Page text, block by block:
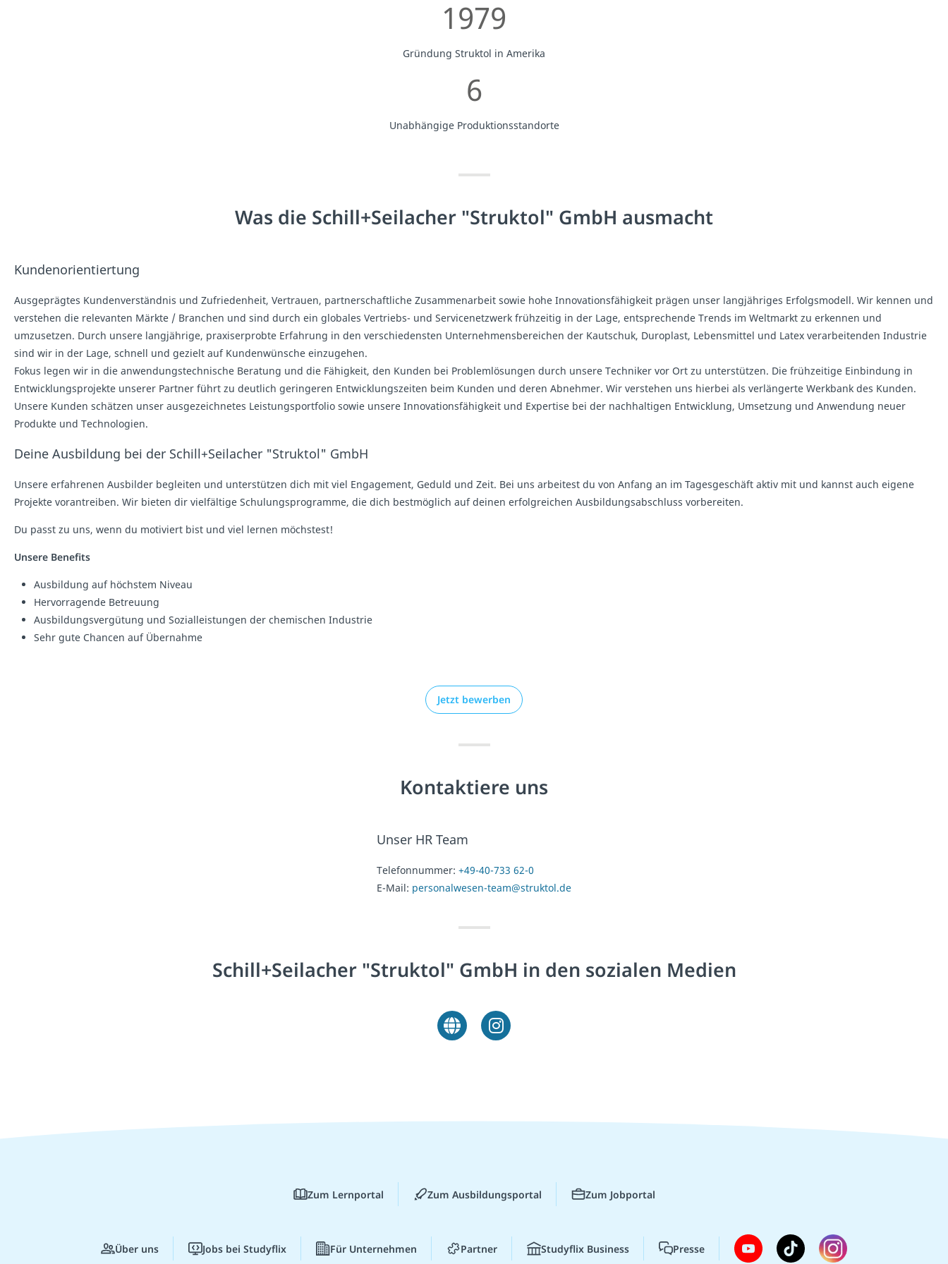
1979
Gründung Struktol in Amerika
6
Unabhängige Produktionsstandorte
Was die Schill+Seilacher "Struktol" GmbH ausmacht
Kundenorientiertung
Ausgeprägtes Kundenverständnis und Zufriedenheit, Vertrauen, partnerschaftliche Zusammenarbeit sowie hohe Innovationsfähigkeit prägen unser langjähriges Erfolgsmodell. Wir kennen und
verstehen die relevanten Märkte / Branchen und sind durch ein globales Vertriebs- und Servicenetzwerk frühzeitig in der Lage, entsprechende Trends im Weltmarkt zu erkennen und
umzusetzen. Durch unsere langjährige, praxiserprobte Erfahrung in den verschiedensten Unternehmensbereichen der Kautschuk, Duroplast, Lebensmittel und Latex verarbeitenden Industrie
sind wir in der Lage, schnell und gezielt auf Kundenwünsche einzugehen.
Fokus legen wir in die anwendungstechnische Beratung und die Fähigkeit, den Kunden bei Problemlösungen durch unsere Techniker vor Ort zu unterstützen. Die frühzeitige Einbindung in
Entwicklungsprojekte unserer Partner führt zu deutlich geringeren Entwicklungszeiten beim Kunden und deren Abnehmer. Wir verstehen uns hierbei als verlängerte Werkbank des Kunden.
Unsere Kunden schätzen unser ausgezeichnetes Leistungsportfolio sowie unsere Innovationsfähigkeit und Expertise bei der nachhaltigen Entwicklung, Umsetzung und Anwendung neuer
Produkte und Technologien.
Deine Ausbildung bei der Schill+Seilacher "Struktol" GmbH
Unsere erfahrenen Ausbilder begleiten und unterstützen dich mit viel Engagement, Geduld und Zeit. Bei uns arbeitest du von Anfang an im Tagesgeschäft aktiv mit und kannst auch eigene
Projekte vorantreiben. Wir bieten dir vielfältige Schulungsprogramme, die dich bestmöglich auf deinen erfolgreichen Ausbildungsabschluss vorbereiten.
Du passt zu uns, wenn du motiviert bist und viel lernen möchstest!
Unsere Benefits
Ausbildung auf höchstem Niveau
Hervorragende Betreuung
Ausbildungsvergütung und Sozialleistungen der chemischen Industrie
Sehr gute Chancen auf Übernahme
Jetzt bewerben
Kontaktiere uns
Unser HR Team
Telefonnummer: +49-40-733 62-0
E-Mail: personalwesen-team@struktol.de
Schill+Seilacher "Struktol" GmbH in den sozialen Medien
Zum Lernportal Zum Ausbildungsportal Zum Jobportal
Über uns Jobs bei Studyflix Für Unternehmen Partner Studyflix Business Presse